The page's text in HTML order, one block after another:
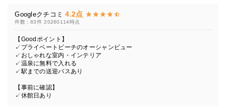
Googleクチコミ 4.2点
件数：83件 20260114時点
【Goodポイント】
✓プライベートビーチのオーシャンビュー
✓おしゃれな室内・インテリア
✓温泉に無料で入れる
✓駅までの送迎バスあり
【事前に確認】
✓休館日あり